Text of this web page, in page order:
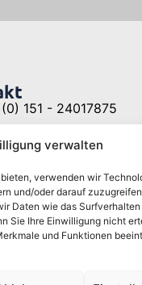
verwalten
verwenden wir
und/oder darauf
Daten wie das
Sie Ihre Einwilligung nicht
und Funktionen
151 - 24017875